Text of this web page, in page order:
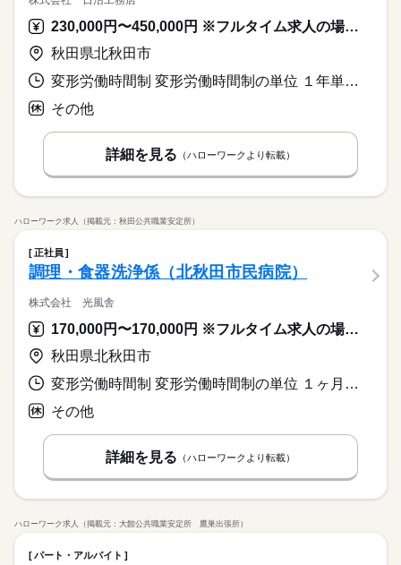
230,000円〜450,000円 ※フルタイム求人の場合は月額（換算額）、パート求人の場合は時間額を表示しています。
秋田県北秋田市
変形労働時間制 変形労働時間制の単位 １年単位 就業時間１ 9時00分〜19時00分
その他
詳細を見る （ハローワークより転載）
ハローワーク求人（掲載元：秋田公共職業安定所）
正社員
調理・食器洗浄係（北秋田市民病院）
株式会社 光風舎
170,000円〜170,000円 ※フルタイム求人の場合は月額（換算額）、パート求人の場合は時間額を表示しています。
秋田県北秋田市
変形労働時間制 変形労働時間制の単位 １ヶ月単位 就業時間１ 5時00分〜13時30分 就業時間２ 10時50分〜19時20分 就業時間に関する特記事項 （１）～（２）のシフト制
その他
詳細を見る （ハローワークより転載）
ハローワーク求人（掲載元：大館公共職業安定所 鷹巣出張所）
パート・アルバイト